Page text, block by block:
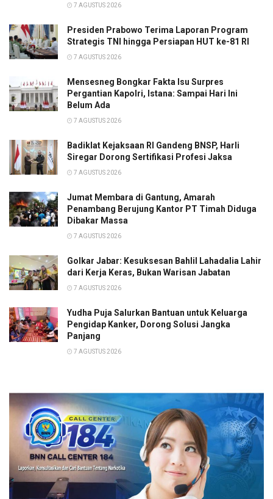
7 AGUSTUS 2026
Presiden Prabowo Terima Laporan Program
Strategis TNI hingga Persiapan HUT ke-81 RI
7 AGUSTUS 2026
Mensesneg Bongkar Fakta Isu Surpres
Pergantian Kapolri, Istana: Sampai Hari Ini
Belum Ada
7 AGUSTUS 2026
Badiklat Kejaksaan RI Gandeng BNSP, Harli
Siregar Dorong Sertifikasi Profesi Jaksa
7 AGUSTUS 2026
Jumat Membara di Gantung, Amarah
Penambang Berujung Kantor PT Timah Diduga
Dibakar Massa
7 AGUSTUS 2026
Golkar Jabar: Kesuksesan Bahlil Lahadalia Lahir
dari Kerja Keras, Bukan Warisan Jabatan
7 AGUSTUS 2026
Yudha Puja Salurkan Bantuan untuk Keluarga
Pengidap Kanker, Dorong Solusi Jangka
Panjang
7 AGUSTUS 2026